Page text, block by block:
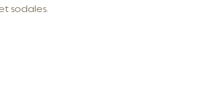
sodales.